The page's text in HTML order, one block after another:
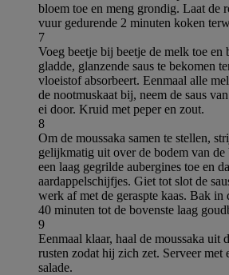
bloem toe en meng grondig. Laat de
vuur gedurende 2 minuten koken
7
Voeg beetje bij beetje de melk toe en
gladde, glanzende saus te bekomen
vloeistof absorbeert. Eenmaal alle
de nootmuskaat bij, neem de saus
ei door. Kruid met peper en zout.
8
Om de moussaka samen te stellen,
gelijkmatig uit over de bodem van de
een laag gegrilde aubergines toe en
aardappelschijfjes. Giet tot slot de
werk af met de geraspte kaas. Bak in
40 minuten tot de bovenste laag
9
Eenmaal klaar, haal de moussaka uit
rusten zodat hij zich zet. Serveer met
salade.